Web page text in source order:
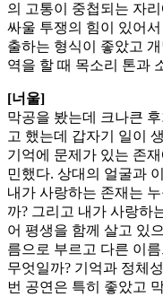
의 고통이 중첩되는 자
싸울 투쟁의 힘이 있어
출하는 형식이 좋았고
역을 할 때 목소리 톤과
[너울]
막공을 봤는데 크나큰
고 했는데 갑자기 일이
기억에 문제가 있는 존
민했다. 상대의 얼굴과
내가 사랑하는 존재는
까? 그리고 내가 사랑하
어 평생을 함께 살고 있
름으로 부르고 다른 이
무엇일까? 기억과 정체
번 공연은 특히 좋았고